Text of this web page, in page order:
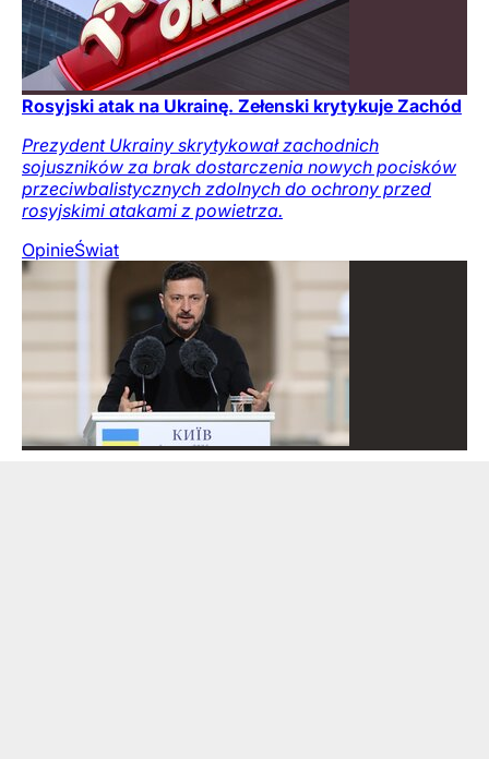
Rosyjski atak na Ukrainę. Zełenski krytykuje Zachód
Prezydent Ukrainy skrytykował zachodnich
sojuszników za brak dostarczenia nowych pocisków
przeciwbalistycznych zdolnych do ochrony przed
rosyjskimi atakami z powietrza.
OpinieŚwiat